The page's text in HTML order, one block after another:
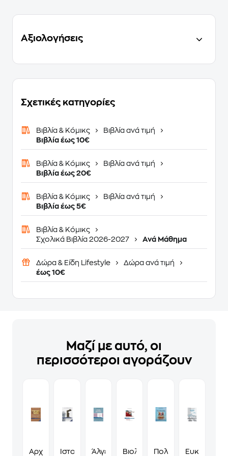
Αξιολογήσεις
Σχετικές κατηγορίες
Βιβλία & Κόμικς
Βιβλία ανά τιμή
Βιβλία έως 10€
Βιβλία & Κόμικς
Βιβλία ανά τιμή
Βιβλία έως 20€
Βιβλία & Κόμικς
Βιβλία ανά τιμή
Βιβλία έως 5€
Βιβλία & Κόμικς
Σχολικά Βιβλία 2026-2027
Ανά Μάθημα
Δώρα & Είδη Lifestyle
Δώρα ανά τιμή
έως 10€
Μαζί με αυτό, οι
περισσότεροι αγοράζουν
Αρχαίοι
Ιστορία
Άλγεβρα
Βιολογία
Πολιτική
Ευκλείδεια